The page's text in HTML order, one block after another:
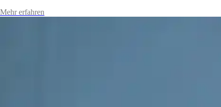
Mehr erfahren